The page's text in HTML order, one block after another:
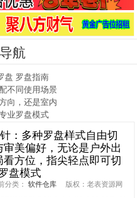
导航
盘 罗盘指南
不同使用场景
向，还是室内
业罗盘模式
：多种罗盘样式自由切
美偏好，无论是户外出
方位，指尖轻点即可切
盘模式
类： 软件仓库 版权：老表资源网